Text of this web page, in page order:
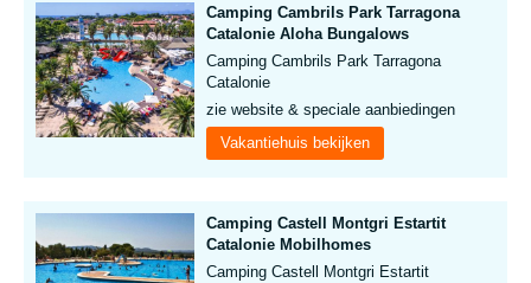
Camping Cambrils Park Tarragona
Catalonie Aloha Bungalows
Camping Cambrils Park Tarragona
Catalonie
zie website & speciale aanbiedingen
Vakantiehuis bekijken
Camping Castell Montgri Estartit
Catalonie Mobilhomes
Camping Castell Montgri Estartit